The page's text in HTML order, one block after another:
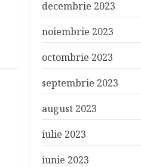
decembrie 2023
noiembrie 2023
octombrie 2023
septembrie 2023
august 2023
iulie 2023
iunie 2023